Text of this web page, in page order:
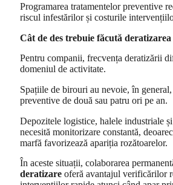
Programarea tratamentelor preventive
riscul infestărilor și costurile
Cât de des trebuie făcută
Pentru companii, frecvența deratizării
domeniul de activitate.
Spațiile de birouri au nevoie, în general,
preventive de două sau patru ori pe an.
Depozitele logistice, halele industriale
necesită monitorizare constantă,
marfă favorizează apariția rozătoarelor.
În aceste situații, colaborarea
deratizare oferă avantajul verificărilor